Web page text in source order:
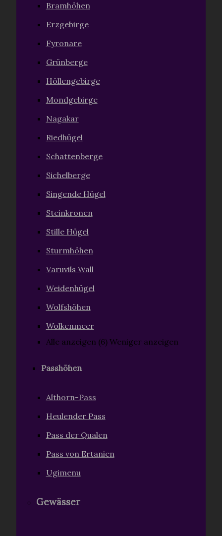
Bramhöhen
Erzgebirge
Fyronare
Grünberge
Höllengebirge
Mondgebirge
Nagakar
Riedhügel
Schattenberge
Sichelberge
Singende Hügel
Steinkronen
Stille Hügel
Sturmhöhen
Varuvils Wall
Weidenhügel
Wolfshöhen
Wolkenmeer
Alle anzeigen (6) Weniger anzeigen
Passhöhen
Althorn-Pass
Heulender Pass
Pass der Qualen
Pass von Ertanien
Ugimenu
Gewässer